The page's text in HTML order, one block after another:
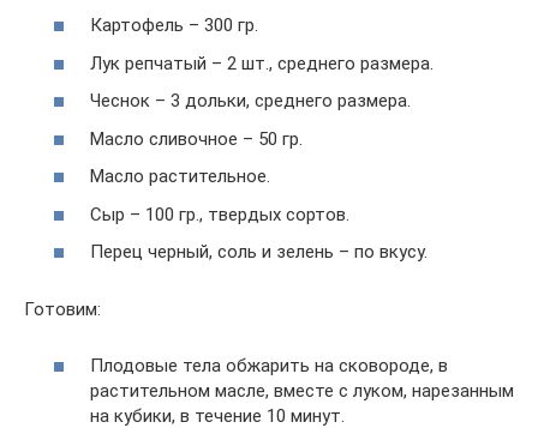
Картофель – 300 гр.
Лук репчатый – 2 шт., среднего размера.
Чеснок – 3 дольки, среднего размера.
Масло сливочное – 50 гр.
Масло растительное.
Сыр – 100 гр., твердых сортов.
Перец черный, соль и зелень – по вкусу.
Готовим:
Плодовые тела обжарить на сковороде, в
растительном масле, вместе с луком, нарезанным
на кубики, в течение 10 минут.